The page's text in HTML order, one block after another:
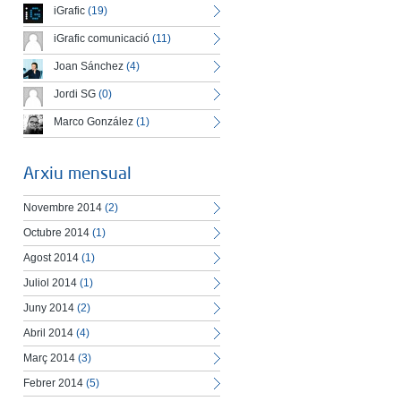
iGrafic (19)
iGrafic comunicació (11)
Joan Sánchez (4)
Jordi SG (0)
Marco González (1)
Arxiu mensual
Novembre 2014 (2)
Octubre 2014 (1)
Agost 2014 (1)
Juliol 2014 (1)
Juny 2014 (2)
Abril 2014 (4)
Març 2014 (3)
Febrer 2014 (5)